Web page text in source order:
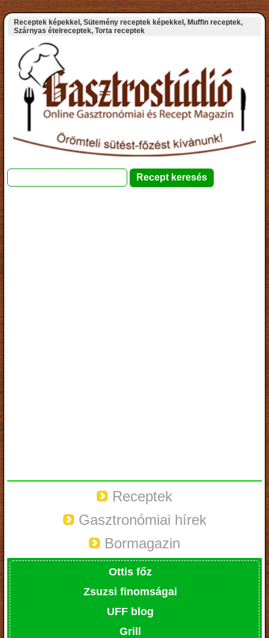
Receptek képekkel, Sütemény receptek képekkel, Muffin receptek,
Szárnyas ételreceptek, Torta receptek
Receptek
Gasztronómiai hírek
Bormagazin
Ottis főz
Zsuzsi finomságai
UFF blog
Grill